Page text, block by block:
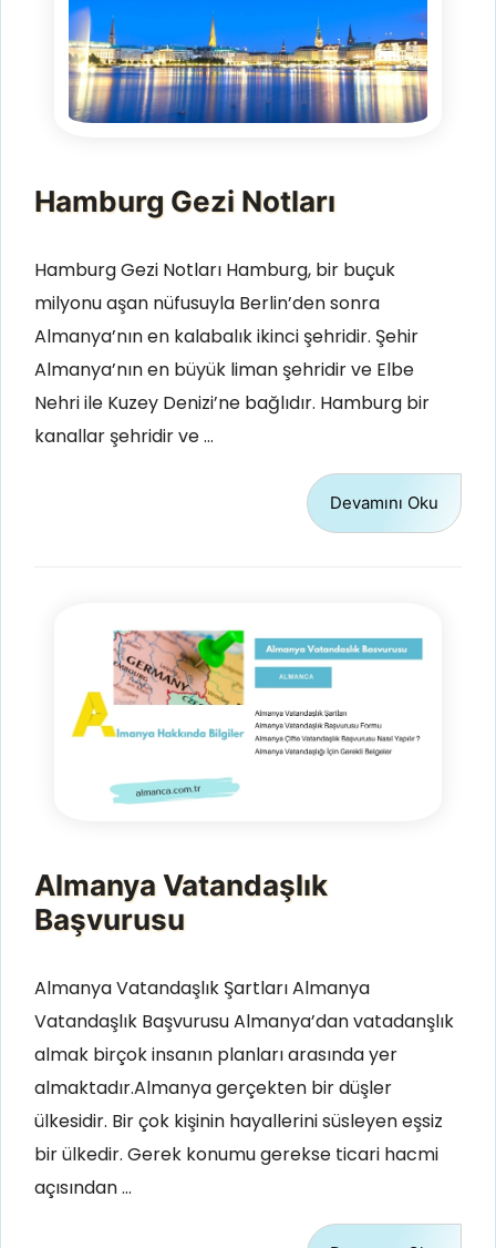
Hamburg Gezi Notları
Hamburg Gezi Notları Hamburg, bir buçuk
milyonu aşan nüfusuyla Berlin’den sonra
Almanya’nın en kalabalık ikinci şehridir. Şehir
Almanya’nın en büyük liman şehridir ve Elbe
Nehri ile Kuzey Denizi’ne bağlıdır. Hamburg bir
kanallar şehridir ve …
Devamını Oku
Almanya Vatandaşlık
Başvurusu
Almanya Vatandaşlık Şartları Almanya
Vatandaşlık Başvurusu Almanya’dan vatadanşlık
almak birçok insanın planları arasında yer
almaktadır.Almanya gerçekten bir düşler
ülkesidir. Bir çok kişinin hayallerini süsleyen eşsiz
bir ülkedir. Gerek konumu gerekse ticari hacmi
açısından …